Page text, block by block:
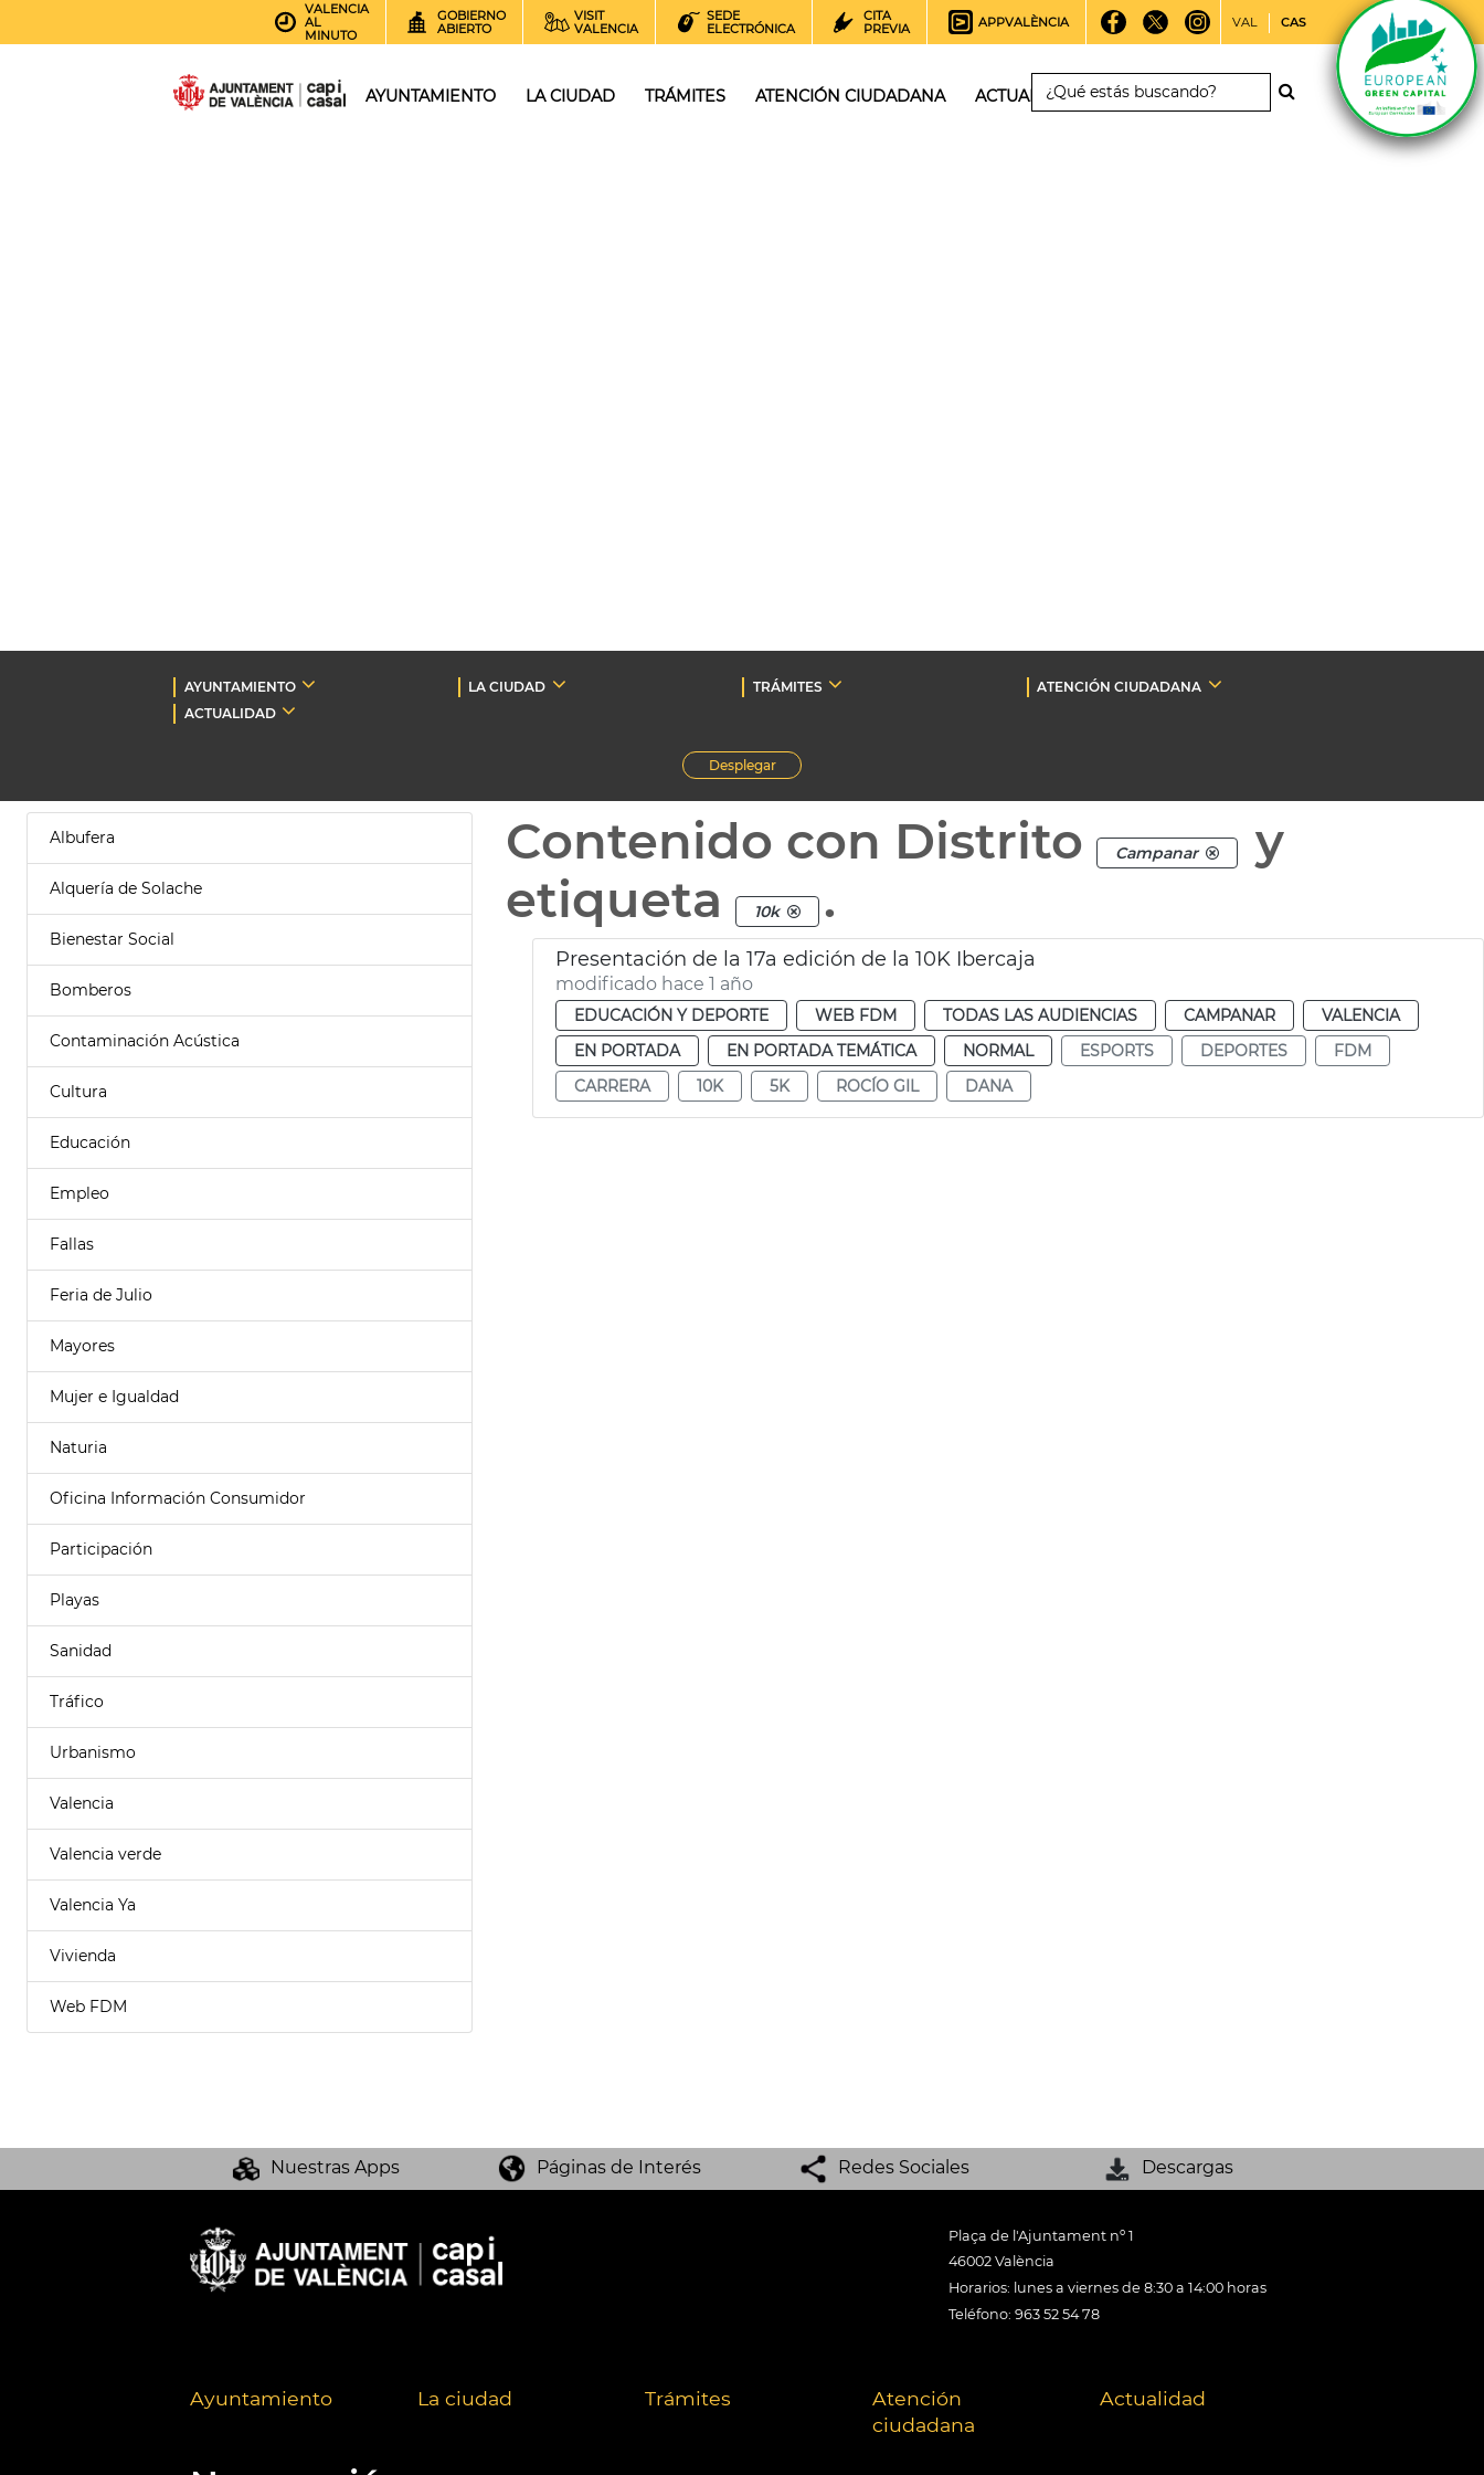
VALENCIA
AL
MINUTO
GOBIERNO
ABIERTO
VISIT
VALENCIA
SEDE
ELECTRÓNICA
CITA
PREVIA
APPVALÈNCIA VAL CAS
AYUNTAMIENTO LA CIUDAD TRÁMITES ATENCIÓN CIUDADANA ACTUALIDAD
AYUNTAMIENTO LA CIUDAD TRÁMITES
ATENCIÓN CIUDADANA
ACTUALIDAD
Desplegar
Albufera
Alquería de Solache
Bienestar Social
Bomberos
Contaminación Acústica
Cultura
Educación
Empleo
Fallas
Feria de Julio
Mayores
Mujer e Igualdad
Naturia
Oficina Información Consumidor
Participación
Playas
Sanidad
Tráfico
Urbanismo
Valencia
Valencia verde
Valencia Ya
Vivienda
Web FDM
Contenido con Distrito Campanar
y
etiqueta
10k .
Presentación de la 17a edición de la 10K Ibercaja
modificado hace 1 año
EDUCACIÓN Y DEPORTE WEB FDM TODAS LAS AUDIENCIAS CAMPANAR
VALENCIA
EN PORTADA
EN PORTADA TEMÁTICA NORMAL ESPORTS DEPORTES
FDM
CARRERA
10K 5K ROCÍO GIL DANA
Nuestras Apps Páginas de Interés Redes Sociales Descargas
Plaça de l'Ajuntament nº 1
46002 València
Horarios: lunes a viernes de 8:30 a 14:00 horas
Teléfono: 963 52 54 78
Ayuntamiento La ciudad Trámites
Atención
ciudadana
Actualidad